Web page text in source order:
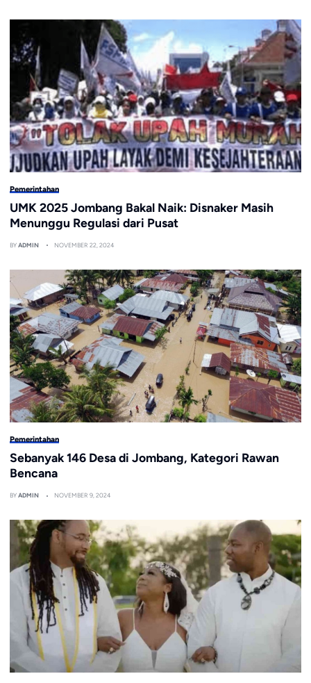
Pemerintahan
UMK 2025 Jombang Bakal Naik: Disnaker Masih
Menunggu Regulasi dari Pusat
BYADMIN NOVEMBER 22, 2024
Pemerintahan
Sebanyak 146 Desa di Jombang, Kategori Rawan
Bencana
BYADMIN NOVEMBER 9, 2024